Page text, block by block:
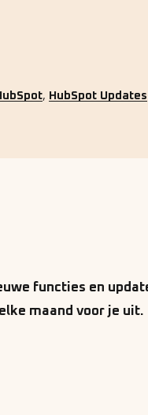
, HubSpot Updates
functies en
maand voor je uit.